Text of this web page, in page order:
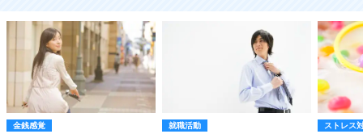
金銭感覚 就職活動 ストレス